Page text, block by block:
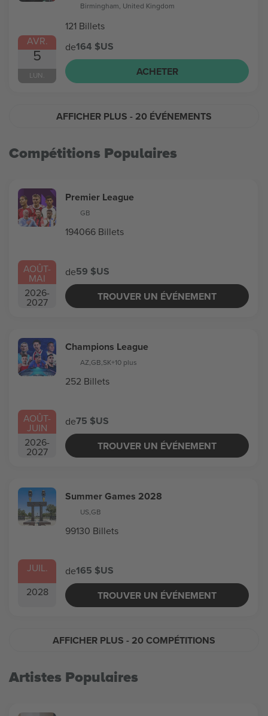
AVR.
5
LUN.
Birmingham, United Kingdom
121 Billets
de164 $US
ACHETER
AFFICHER PLUS - 20 ÉVÉNEMENTS
Compétitions Populaires
AOÛT-
MAI
2026-
2027
Premier League
GB
194066 Billets
de59 $US
TROUVER UN ÉVÉNEMENT
AOÛT-
JUIN
2026-
2027
Champions League
AZ,GB,SK+10 plus
252 Billets
de75 $US
TROUVER UN ÉVÉNEMENT
JUIL.
2028
Summer Games 2028
US,GB
99130 Billets
de165 $US
TROUVER UN ÉVÉNEMENT
AFFICHER PLUS - 20 COMPÉTITIONS
Artistes Populaires